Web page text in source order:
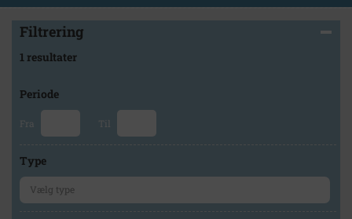
Filtrering
1 resultater
Periode
Fra Til
Type